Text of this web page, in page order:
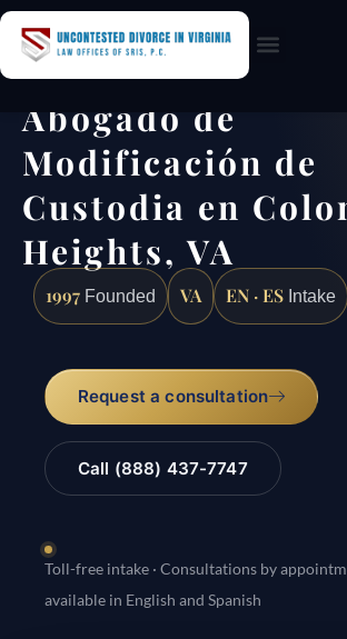
Abogado de
Modificación de
Custodia en
Heights, VA
1997 Founded VA EN · ES Intake
Request a consultation
Call (888) 437-7747
Toll-free intake · Consultations by
available in English and Spanish